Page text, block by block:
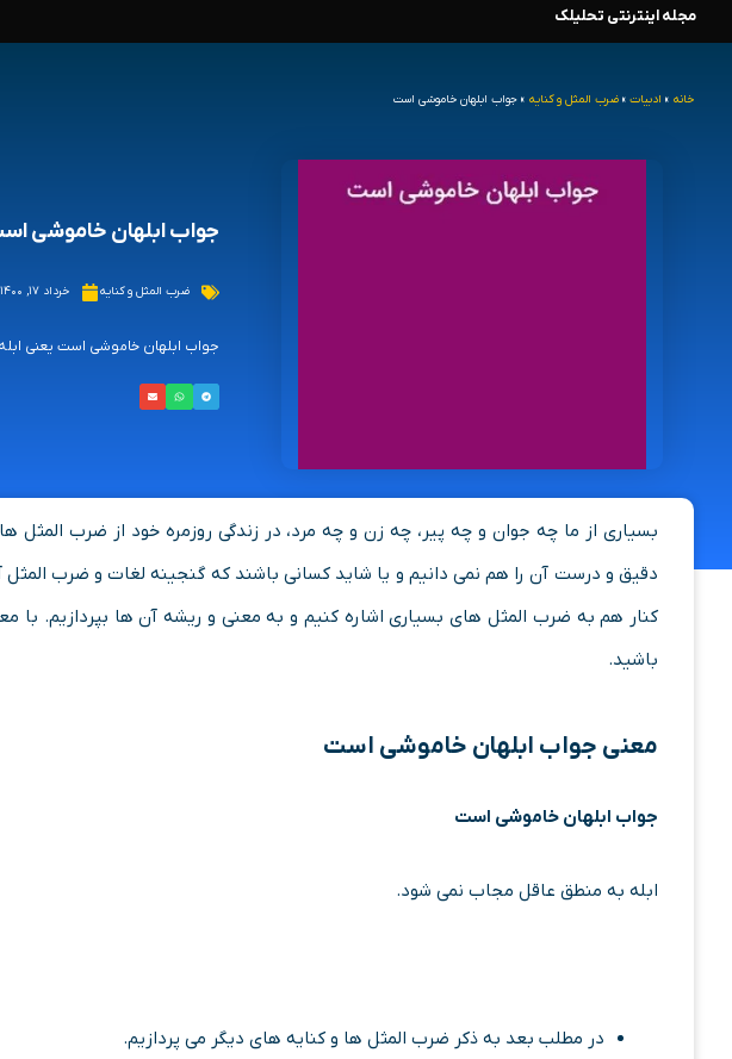
محتوا
مجله اینترنتی تحلیلک
خانه » ادبیات » ضرب المثل و کنایه » جواب ابلهان خاموشی است
جواب ابلهان خاموشی
ضرب المثل و کنایه خرداد ۱۷, ۱۴۰۰
جواب ابلهان خاموشی است یعنی
بسیاری از ما چه جوان و چه پیر، چه زن و چه مرد، در زندگی روزمره خود از ضرب المثل
دقیق و درست آن را هم نمی دانیم و یا شاید کسانی باشند که گنجینه لغات و ضرب
کنار هم به ضرب المثل های بسیاری اشاره کنیم و به معنی و ریشه آن ها بپردازیم. با
باشید.
معنی جواب ابلهان خاموشی است
جواب ابلهان خاموشی است
ابله به منطق عاقل مجاب نمی شود.
در مطلب بعد به ذکر ضرب المثل ها و کنایه های دیگر می پردازیم.